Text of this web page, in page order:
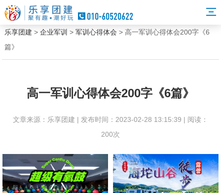
010-60520622
乐享团建 >企业军训 >军训心得体会 > 高一军训心得体会200字《6
篇》
高一军训心得体会200字《6篇》
文章来源：乐享团建 | 发布时间：2023-02-28 13:15:39 | 阅读：
200次